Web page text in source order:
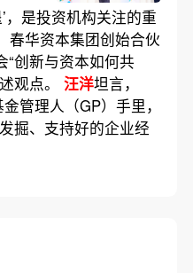
’，是投资机构关注的重
春华资本集团创始合伙
“创新与资本如何共
观点。 汪洋坦言，
管理人（GP）手里，
掘、支持好的企业经